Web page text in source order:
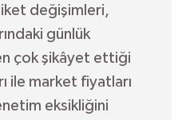
değişimleri,
günlük
çok şikâyet ettiği
ile market fiyatları
eksikliğini